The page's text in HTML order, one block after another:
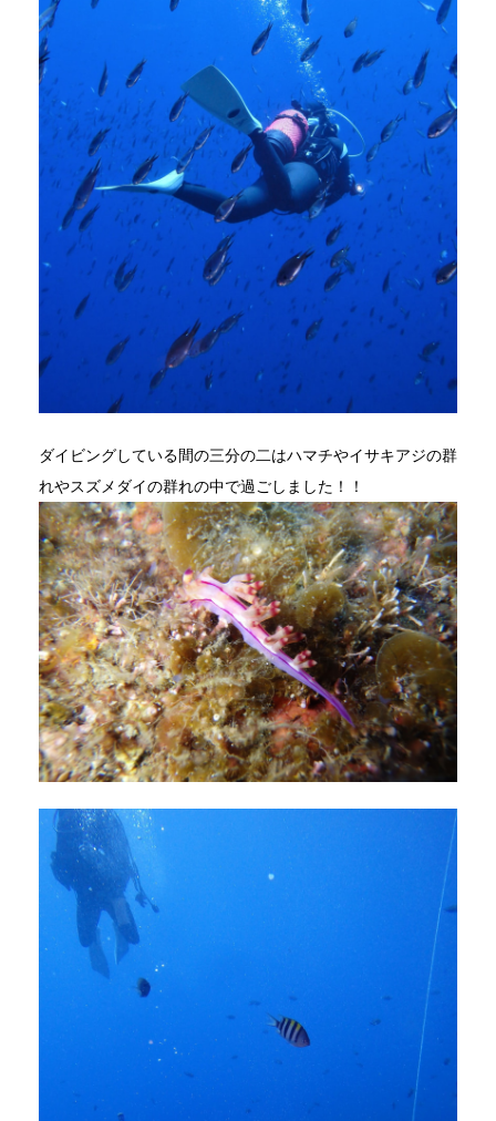
ダイビングしている間の三分の二はハマチやイサキアジの群
れやスズメダイの群れの中で過ごしました！！